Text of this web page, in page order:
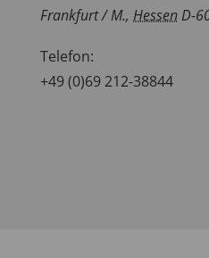
Frankfurt / M., HessenD-
Telefon:
+49 (0)69 212-38844